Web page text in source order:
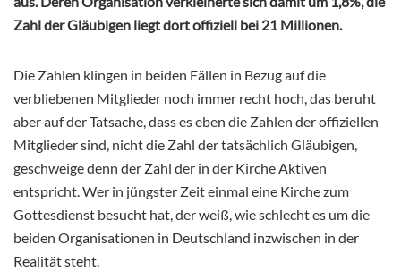
Zahl der Gläubigen liegt dort offiziell bei 21 Millionen.
Die Zahlen klingen in beiden Fällen in Bezug auf die
verbliebenen Mitglieder noch immer recht hoch, das beruht
aber auf der Tatsache, dass es eben die Zahlen der offiziellen
Mitglieder sind, nicht die Zahl der tatsächlich Gläubigen,
geschweige denn der Zahl der in der Kirche Aktiven
entspricht. Wer in jüngster Zeit einmal eine Kirche zum
Gottesdienst besucht hat, der weiß, wie schlecht es um die
beiden Organisationen in Deutschland inzwischen in der
Realität steht.